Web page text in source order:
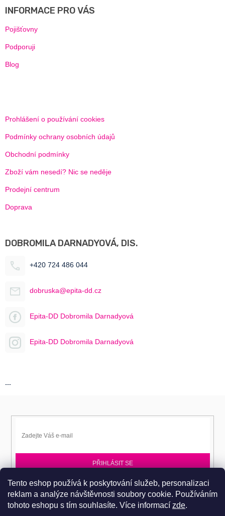
Tento eshop používá k poskytování služeb, personalizaci
reklam a analýze návštěvnosti soubory cookie. Používáním
tohoto eshopu s tím souhlasíte. Více informací zde.
INFORMACE PRO VÁS
Pojišťovny
Podporuji
Blog
Prohlášení o používání cookies
Podmínky ochrany osobních údajů
Obchodní podmínky
Zboží vám nesedí? Nic se neděje
Prodejní centrum
Doprava
DOBROMILA DARNADYOVÁ, DIS.
+420 724 486 044
dobruska@epita-dd.cz
Epita-DD Dobromila Darnadyová
Epita-DD Dobromila Darnadyová
---
PŘIHLÁSIT SE
Přihlaste se k EPITA-DD a získávejte novinky jako první.